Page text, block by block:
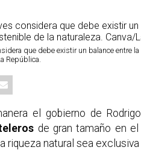
que debe existir un balance entre
República.
el gobierno de
de gran tamaño en
riqueza natural sea